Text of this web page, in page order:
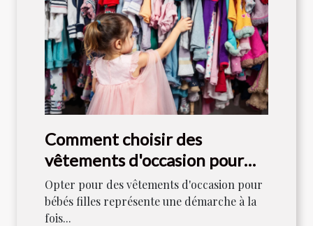
Comment choisir des
vêtements d'occasion pour
bébés filles
Opter pour des vêtements d'occasion pour
bébés filles représente une démarche à la
fois...